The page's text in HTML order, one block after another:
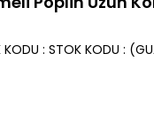
KODU STOK KODU